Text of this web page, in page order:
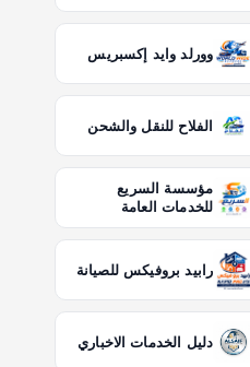
وورلد وايد إكسبريس
الفلاح للنقل والشحن
مؤسسة السريع
للخدمات العامة
رابيد بروفيكس للصيانة
دليل الخدمات الاخباري